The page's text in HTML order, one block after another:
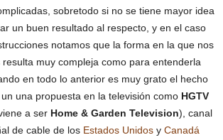
sobretodo si no se tiene mayor idea
un buen resultado al respecto, y en el caso
notamos que la forma en la que nos
muy compleja como para entenderla
en todo lo anterior es muy grato el hecho
una propuesta en la televisión como HGTV
a ser Home & Garden Television), canal
de cable de los Estados Unidos y Canadá